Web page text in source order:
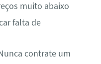
muito abaixo
falta de
contrate um